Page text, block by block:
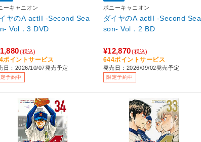
ーキャニオン
ヤのA actII -Second Sea
Vol．3 DVD
(税込)
ポイントサービス
日：2026/10/07発売予定
予約中
ポニーキャニオン
ダイヤのA actII -Second Sea
son- Vol．2 BD
¥12,870(税込)
644ポイントサービス
発売日：2026/09/02発売予定
限定予約中